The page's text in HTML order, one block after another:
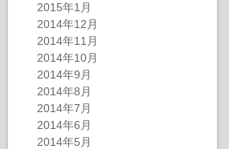
2015年1月
2014年12月
2014年11月
2014年10月
2014年9月
2014年8月
2014年7月
2014年6月
2014年5月